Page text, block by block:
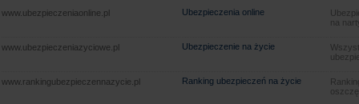
www.ubezpieczeniaonline.pl
Ubezpieczenia online
na
www.ubezpieczeniazyciowe.pl Ubezpieczenie na życie
www.rankingubezpieczennazycie.pl Ranking ubezpieczeń na życie